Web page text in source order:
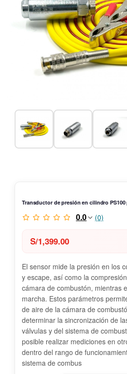
Transductor de presión en cilindro
0.0 (0)
S/1,399.00
El sensor mide la presión en los
y escape, así como la
cámara de combustón, mientras
marcha. Estos parámetros
de aire de la cámara de
determinar la sincronización de
válvulas y del sistema de
posible realizar mediciones en
dentro del rango de
sistema de combus